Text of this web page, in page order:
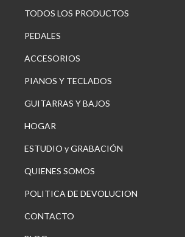
TODOS LOS PRODUCTOS
PEDALES
ACCESORIOS
PIANOS Y TECLADOS
GUITARRAS Y BAJOS
HOGAR
ESTUDIO y GRABACIÓN
QUIENES SOMOS
POLITICA DE DEVOLUCION
CONTACTO